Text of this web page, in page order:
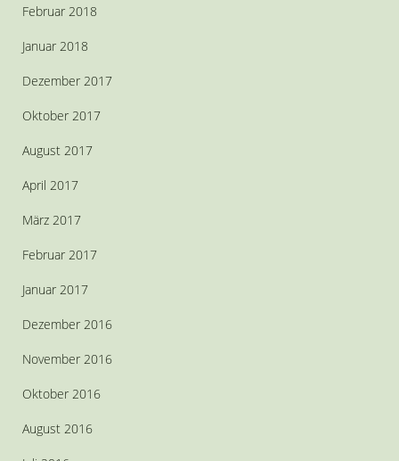
Februar 2018
Januar 2018
Dezember 2017
Oktober 2017
August 2017
April 2017
März 2017
Februar 2017
Januar 2017
Dezember 2016
November 2016
Oktober 2016
August 2016